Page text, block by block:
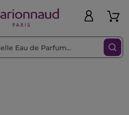
Filtrovať